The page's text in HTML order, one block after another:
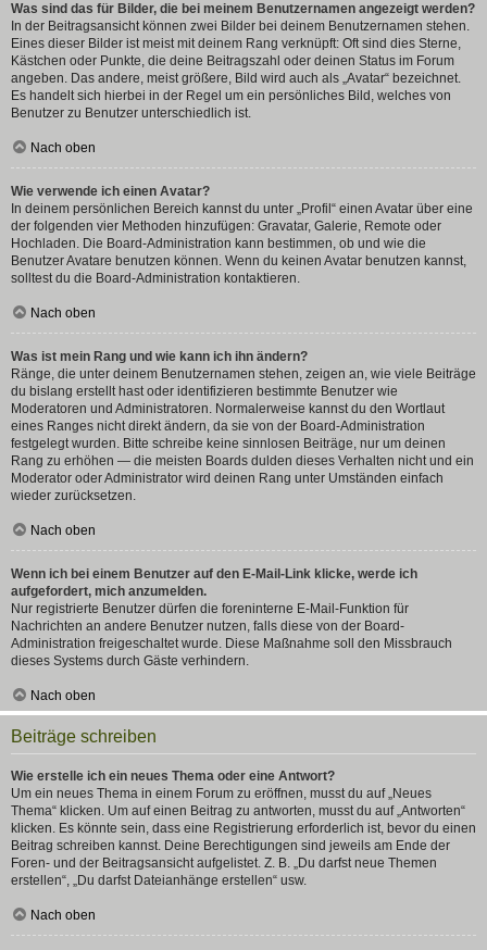
Was sind das für Bilder, die bei meinem Benutzernamen angezeigt werden?
In der Beitragsansicht können zwei Bilder bei deinem Benutzernamen stehen.
Eines dieser Bilder ist meist mit deinem Rang verknüpft: Oft sind dies Sterne,
Kästchen oder Punkte, die deine Beitragszahl oder deinen Status im Forum
angeben. Das andere, meist größere, Bild wird auch als „Avatar“ bezeichnet.
Es handelt sich hierbei in der Regel um ein persönliches Bild, welches von
Benutzer zu Benutzer unterschiedlich ist.
Nach oben
Wie verwende ich einen Avatar?
In deinem persönlichen Bereich kannst du unter „Profil“ einen Avatar über eine
der folgenden vier Methoden hinzufügen: Gravatar, Galerie, Remote oder
Hochladen. Die Board-Administration kann bestimmen, ob und wie die
Benutzer Avatare benutzen können. Wenn du keinen Avatar benutzen kannst,
solltest du die Board-Administration kontaktieren.
Nach oben
Was ist mein Rang und wie kann ich ihn ändern?
Ränge, die unter deinem Benutzernamen stehen, zeigen an, wie viele Beiträge
du bislang erstellt hast oder identifizieren bestimmte Benutzer wie
Moderatoren und Administratoren. Normalerweise kannst du den Wortlaut
eines Ranges nicht direkt ändern, da sie von der Board-Administration
festgelegt wurden. Bitte schreibe keine sinnlosen Beiträge, nur um deinen
Rang zu erhöhen — die meisten Boards dulden dieses Verhalten nicht und ein
Moderator oder Administrator wird deinen Rang unter Umständen einfach
wieder zurücksetzen.
Nach oben
Wenn ich bei einem Benutzer auf den E-Mail-Link klicke, werde ich
aufgefordert, mich anzumelden.
Nur registrierte Benutzer dürfen die foreninterne E-Mail-Funktion für
Nachrichten an andere Benutzer nutzen, falls diese von der Board-
Administration freigeschaltet wurde. Diese Maßnahme soll den Missbrauch
dieses Systems durch Gäste verhindern.
Nach oben
Beiträge schreiben
Wie erstelle ich ein neues Thema oder eine Antwort?
Um ein neues Thema in einem Forum zu eröffnen, musst du auf „Neues
Thema“ klicken. Um auf einen Beitrag zu antworten, musst du auf „Antworten“
klicken. Es könnte sein, dass eine Registrierung erforderlich ist, bevor du einen
Beitrag schreiben kannst. Deine Berechtigungen sind jeweils am Ende der
Foren- und der Beitragsansicht aufgelistet. Z. B. „Du darfst neue Themen
erstellen“, „Du darfst Dateianhänge erstellen“ usw.
Nach oben